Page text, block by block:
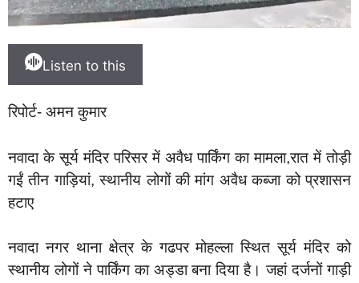
Listen to this
रिपोर्ट- अमन कुमार
नवादा के सूर्य मंदिर परिसर में अवैध पार्किंग का मामला,रात में तोड़ी
गईं तीन गाड़ियां, स्थानीय लोगों की मांग अवैध कब्जा को प्रशासन
हटाए
नवादा नगर थाना क्षेत्र के गढपर मोहल्ला स्थित सूर्य मंदिर को
स्थानीय लोगों ने पार्किंग का अड्डा बना दिया है। जहां दर्जनों गाड़ी